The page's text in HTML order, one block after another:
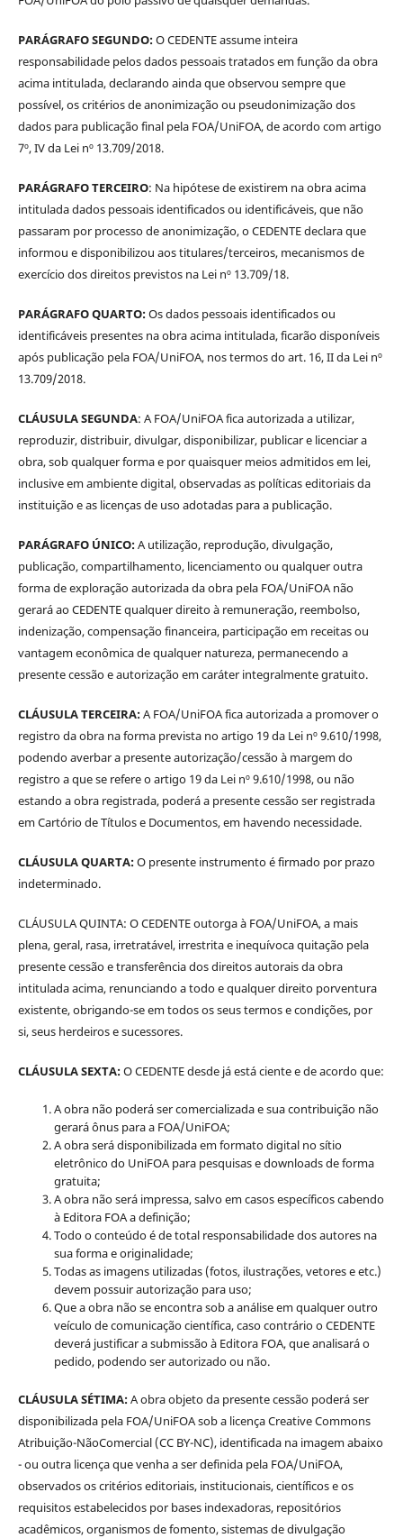
PARÁGRAFO SEGUNDO:O CEDENTE assume inteira
responsabilidade pelos dados pessoais tratados em função da obra
acima intitulada, declarando ainda que observou sempre que
possível, os critérios de anonimização ou pseudonimização dos
dados para publicação final pela FOA/UniFOA, de acordo com artigo
7º, IV da Lei nº 13.709/2018.
PARÁGRAFO TERCEIRO: Na hipótese de existirem na obra acima
intitulada dados pessoais identificados ou identificáveis, que não
passaram por processo de anonimização, o CEDENTE declara que
informou e disponibilizou aos titulares/terceiros, mecanismos de
exercício dos direitos previstos na Lei nº 13.709/18.
PARÁGRAFO QUARTO:Os dados pessoais identificados ou
identificáveis presentes na obra acima intitulada, ficarão disponíveis
após publicação pela FOA/UniFOA, nos termos do art. 16, II da Lei nº
13.709/2018.
CLÁUSULA SEGUNDA: A FOA/UniFOA fica autorizada a utilizar,
reproduzir, distribuir, divulgar, disponibilizar, publicar e licenciar a
obra, sob qualquer forma e por quaisquer meios admitidos em lei,
inclusive em ambiente digital, observadas as políticas editoriais da
instituição e as licenças de uso adotadas para a publicação.
PARÁGRAFO ÚNICO:A utilização, reprodução, divulgação,
publicação, compartilhamento, licenciamento ou qualquer outra
forma de exploração autorizada da obra pela FOA/UniFOA não
gerará ao CEDENTE qualquer direito à remuneração, reembolso,
indenização, compensação financeira, participação em receitas ou
vantagem econômica de qualquer natureza, permanecendo a
presente cessão e autorização em caráter integralmente gratuito.
CLÁUSULA TERCEIRA:A FOA/UniFOA fica autorizada a promover o
registro da obra na forma prevista no artigo 19 da Lei nº 9.610/1998,
podendo averbar a presente autorização/cessão à margem do
registro a que se refere o artigo 19 da Lei nº 9.610/1998, ou não
estando a obra registrada, poderá a presente cessão ser registrada
em Cartório de Títulos e Documentos, em havendo necessidade.
CLÁUSULA QUARTA:O presente instrumento é firmado por prazo
indeterminado.
CLÁUSULA QUINTA: O CEDENTE outorga à FOA/UniFOA, a mais
plena, geral, rasa, irretratável, irrestrita e inequívoca quitação pela
presente cessão e transferência dos direitos autorais da obra
intitulada acima, renunciando a todo e qualquer direito porventura
existente, obrigando-se em todos os seus termos e condições, por
si, seus herdeiros e sucessores.
CLÁUSULA SEXTA:O CEDENTE desde já está ciente e de acordo que:
A obra não poderá ser comercializada e sua contribuição não
gerará ônus para a FOA/UniFOA;
A obra será disponibilizada em formato digital no sítio
eletrônico do UniFOA para pesquisas e downloads de forma
gratuita;
A obra não será impressa, salvo em casos específicos cabendo
à Editora FOA a definição;
Todo o conteúdo é de total responsabilidade dos autores na
sua forma e originalidade;
Todas as imagens utilizadas (fotos, ilustrações, vetores e etc.)
devem possuir autorização para uso;
Que a obra não se encontra sob a análise em qualquer outro
veículo de comunicação científica, caso contrário o CEDENTE
deverá justificar a submissão à Editora FOA, que analisará o
pedido, podendo ser autorizado ou não.
CLÁUSULA SÉTIMA:A obra objeto da presente cessão poderá ser
disponibilizada pela FOA/UniFOA sob a licença Creative Commons
Atribuição-NãoComercial (CC BY-NC), identificada na imagem abaixo
- ou outra licença que venha a ser definida pela FOA/UniFOA,
observados os critérios editoriais, institucionais, científicos e os
requisitos estabelecidos por bases indexadoras, repositórios
acadêmicos, organismos de fomento, sistemas de divulgação